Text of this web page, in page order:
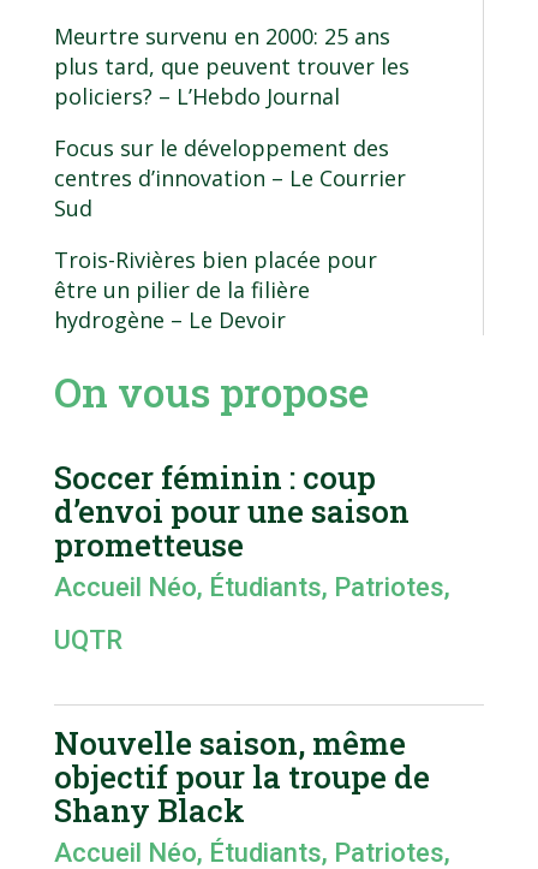
Meurtre survenu en 2000: 25 ans
plus tard, que peuvent trouver les
policiers? – L’Hebdo Journal
Focus sur le développement des
centres d’innovation – Le Courrier
Sud
Trois-Rivières bien placée pour
être un pilier de la filière
hydrogène – Le Devoir
On vous propose
Soccer féminin : coup
d’envoi pour une saison
prometteuse
Accueil Néo, Étudiants, Patriotes,
UQTR
Nouvelle saison, même
objectif pour la troupe de
Shany Black
Accueil Néo, Étudiants, Patriotes,